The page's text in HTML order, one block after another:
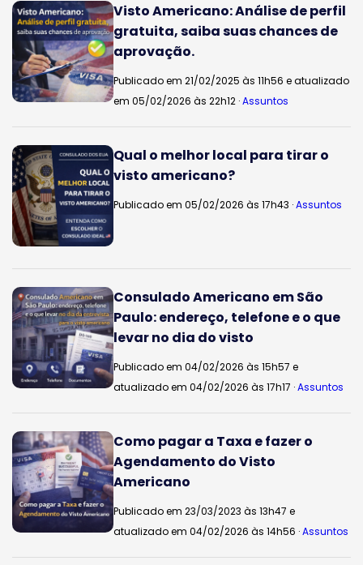
Visto Americano: Análise de perfil
gratuita, saiba suas chances de
aprovação.
Publicado em 21/02/2025 às 11h56 e atualizado
em 05/02/2026 às 22h12 ·Assuntos
Qual o melhor local para tirar o
visto americano?
Publicado em 05/02/2026 às 17h43 ·Assuntos
Consulado Americano em São
Paulo: endereço, telefone e o que
levar no dia do visto
Publicado em 04/02/2026 às 15h57 e
atualizado em 04/02/2026 às 17h17 ·Assuntos
Como pagar a Taxa e fazer o
Agendamento do Visto
Americano
Publicado em 23/03/2023 às 13h47 e
atualizado em 04/02/2026 às 14h56 ·Assuntos